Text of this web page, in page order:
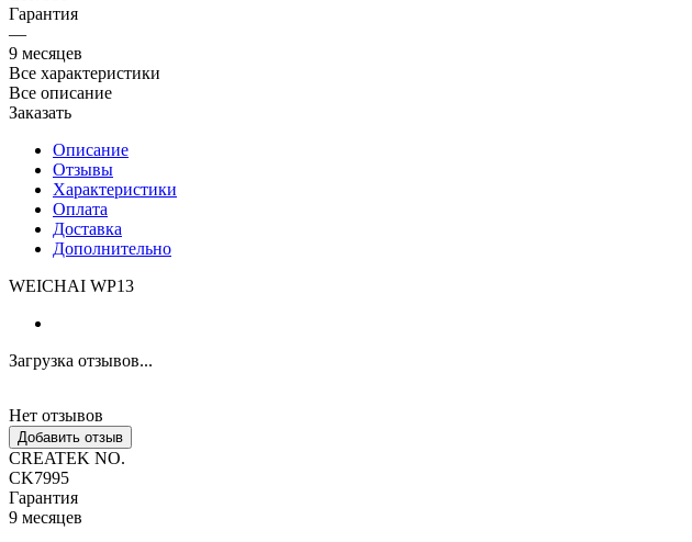
Гарантия
—
9 месяцев
Все характеристики
Все описание
Заказать
Описание
Отзывы
Характеристики
Оплата
Доставка
Дополнительно
WEICHAI WP13
Загрузка отзывов...
Нет отзывов
Добавить отзыв
CREATEK NO.
CK7995
Гарантия
9 месяцев